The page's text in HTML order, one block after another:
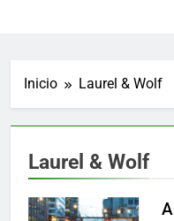
Inicio Laurel & Wolf
Laurel & Wolf